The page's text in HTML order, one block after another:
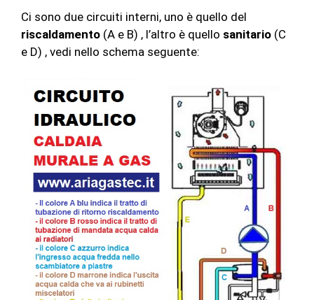
Ci sono due circuiti interni, uno è quello del
riscaldamento (A e B) , l’altro è quello sanitario (C
e D) , vedi nello schema seguente: